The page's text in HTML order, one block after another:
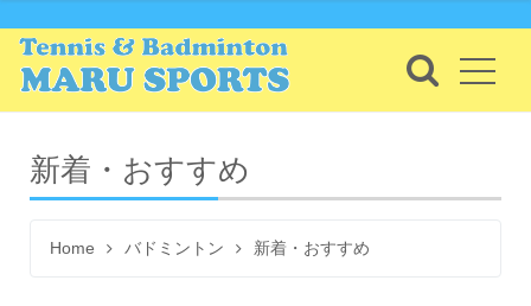
新着・おすすめ
Home バドミントン 新着・おすすめ